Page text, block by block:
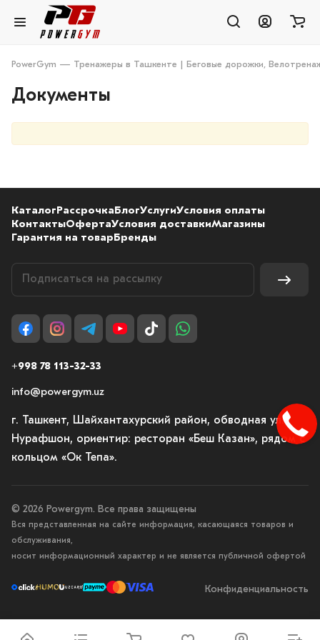
PowerGym — Тренажеры в Ташкенте | Беговые дорожки,
Документы
КаталогРассрочкаБлогУслугиУсловия оплаты
КонтактыОфертаУсловия доставкиМагазины
Гарантия на товарБренды
+998 78 113-32-33
info@powergym.uz
г. Ташкент, Шайхантахурский район, обводная ул.
Нурафшон, ориентир: ресторан «Беш Казан», рядом с
кольцом «Ок Тепа».
© 2026 Powergym. Все права защищены
Вся представленная на сайте информация, касающаяся товаров и
обслуживания,
носит информационный характер и не является публичной офертой
Конфиденциальность